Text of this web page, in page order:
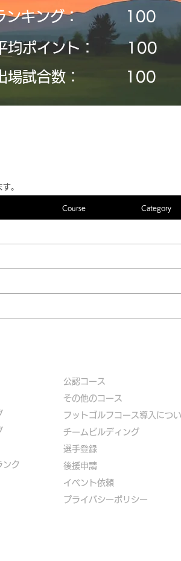
ンキング：
​100
均ポイント：
場試合数：
​100
​100
。
Course Category
ンク
公認コース
​その他のコース
​ フットゴルフコース導入につ
​チームビルディング
選手登録​
​後援申請
​イベント依頼
プライバシーポリシー